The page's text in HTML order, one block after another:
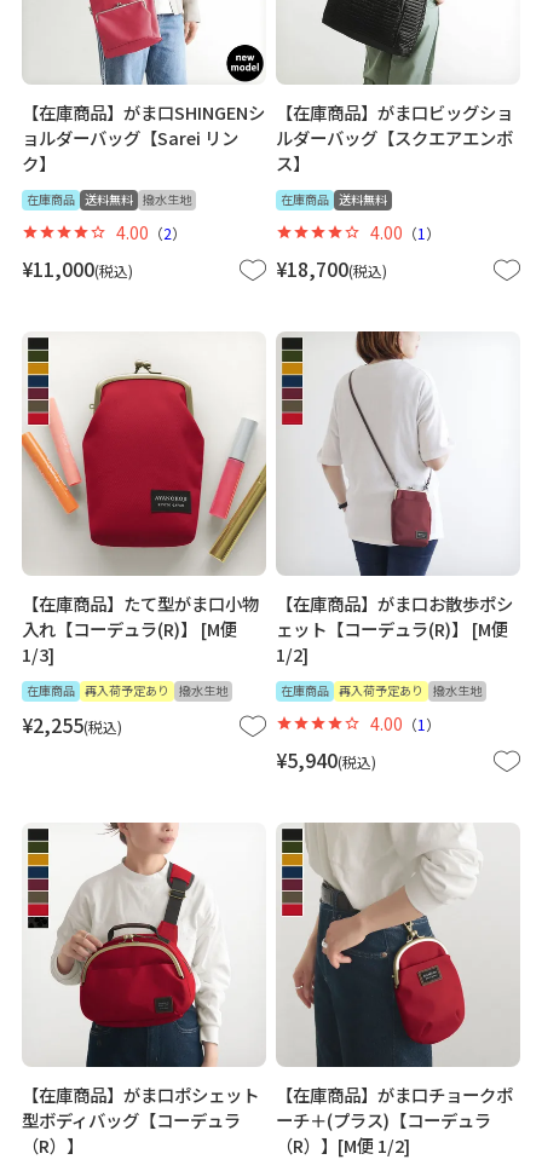
【在庫商品】がま口SHINGENシ
ョルダーバッグ【Sarei リン
ク】
在庫商品 送料無料 撥水生地
¥11,000 税込
4.00 （2）
【在庫商品】がま口ビッグショ
ルダーバッグ【スクエアエンボ
ス】
在庫商品 送料無料
¥18,700 税込
4.00 （1 ）
【在庫商品】たて型がま口小物
入れ【コーデュラ(R)】 [M便
1/3]
在庫商品 再入荷予定あり 撥水生地
¥2,255 税込
【在庫商品】がま口お散歩ポシ
ェット【コーデュラ(R)】 [M便
1/2]
在庫商品 再入荷予定あり 撥水生地
¥5,940 税込
4.00 （1 ）
【在庫商品】がま口ポシェット
型ボディバッグ【コーデュラ
（R）】
【在庫商品】がま口チョークポ
ーチ＋(プラス)【コーデュラ
（R）】[M便 1/2]